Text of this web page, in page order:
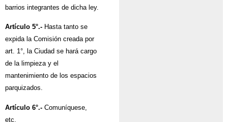
barrios integrantes de dicha ley.
Artículo 5°.- Hasta tanto se
expida la Comisión creada por
art. 1°, la Ciudad se hará cargo
de la limpieza y el
mantenimiento de los espacios
parquizados.
Artículo 6°.- Comuníquese,
etc.